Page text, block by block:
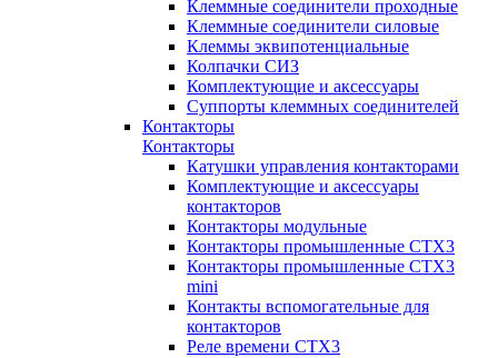
Клеммные соединители проходные
Клеммные соединители силовые
Клеммы эквипотенциальные
Колпачки СИЗ
Комплектующие и аксессуары
Суппорты клеммных соединителей
Контакторы
Контакторы
Катушки управления контакторами
Комплектующие и аксессуары
контакторов
Контакторы модульные
Контакторы промышленные CTX3
Контакторы промышленные CTX3
mini
Контакты вспомогательные для
контакторов
Реле времени CTX3